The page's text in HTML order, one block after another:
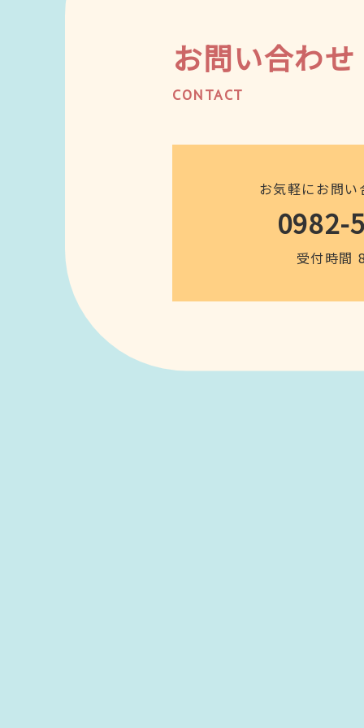
お問い合わせ
CONTACT
お気軽にお問
0982-
受付時間